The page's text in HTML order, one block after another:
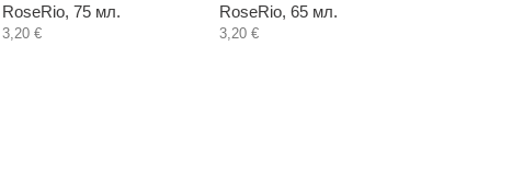
RoseRio, 75 мл.
3,20 €
RoseRio, 65 мл.
3,20 €